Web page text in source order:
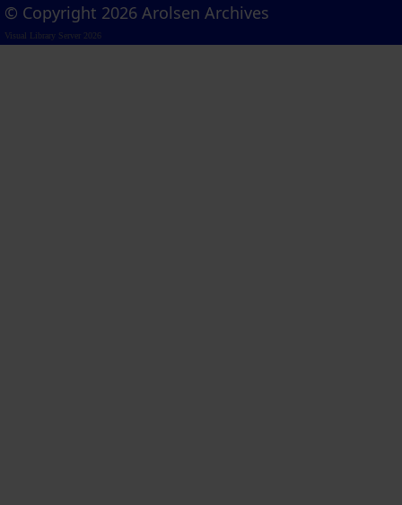
© Copyright 2026 Arolsen Archives
Visual Library Server 2026